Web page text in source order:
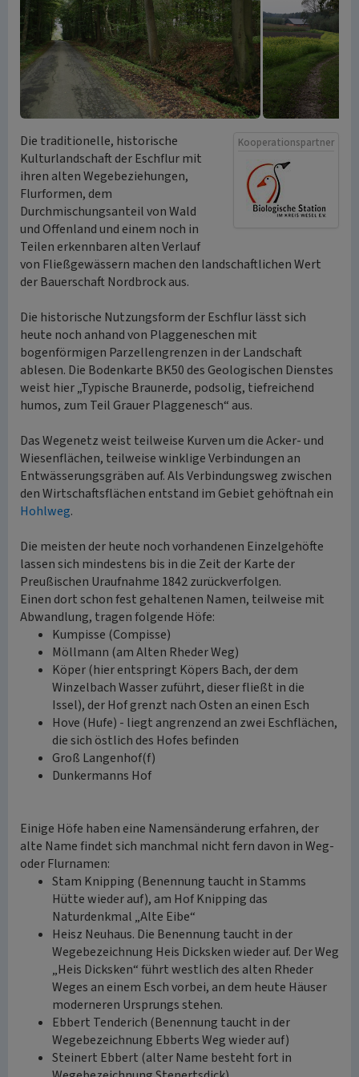
Kooperationspartner
Die traditionelle, historische
Kulturlandschaft der Eschflur mit
ihren alten Wegebeziehungen,
Flurformen, dem
Durchmischungsanteil von Wald
und Offenland und einem noch in
Teilen erkennbaren alten Verlauf
von Fließgewässern machen den landschaftlichen Wert
der Bauerschaft Nordbrock aus.
Die historische Nutzungsform der Eschflur lässt sich
heute noch anhand von Plaggeneschen mit
bogenförmigen Parzellengrenzen in der Landschaft
ablesen. Die Bodenkarte BK50 des Geologischen Dienstes
weist hier „Typische Braunerde, podsolig, tiefreichend
humos, zum Teil Grauer Plaggenesch“ aus.
Das Wegenetz weist teilweise Kurven um die Acker- und
Wiesenflächen, teilweise winklige Verbindungen an
Entwässerungsgräben auf. Als Verbindungsweg zwischen
den Wirtschaftsflächen entstand im Gebiet gehöftnah ein
Hohlweg.
Die meisten der heute noch vorhandenen Einzelgehöfte
lassen sich mindestens bis in die Zeit der Karte der
Preußischen Uraufnahme 1842 zurückverfolgen.
Einen dort schon fest gehaltenen Namen, teilweise mit
Abwandlung, tragen folgende Höfe:
Kumpisse (Compisse)
Möllmann (am Alten Rheder Weg)
Köper (hier entspringt Köpers Bach, der dem
Winzelbach Wasser zuführt, dieser fließt in die
Issel), der Hof grenzt nach Osten an einen Esch
Hove (Hufe) - liegt angrenzend an zwei Eschflächen,
die sich östlich des Hofes befinden
Groß Langenhof(f)
Dunkermanns Hof
Einige Höfe haben eine Namensänderung erfahren, der
alte Name findet sich manchmal nicht fern davon in Weg-
oder Flurnamen:
Stam Knipping (Benennung taucht in Stamms
Hütte wieder auf), am Hof Knipping das
Naturdenkmal „Alte Eibe“
Heisz Neuhaus. Die Benennung taucht in der
Wegebezeichnung Heis Dicksken wieder auf. Der Weg
„Heis Dicksken“ führt westlich des alten Rheder
Weges an einem Esch vorbei, an dem heute Häuser
moderneren Ursprungs stehen.
Ebbert Tenderich (Benennung taucht in der
Wegebezeichnung Ebberts Weg wieder auf)
Steinert Ebbert (alter Name besteht fort in